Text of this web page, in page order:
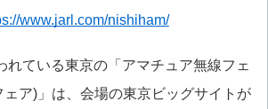
www.jarl.com/nishiham/
れている東京の「アマチュア無線フェ
ェア)」は、会場の東京ビッグサイトが